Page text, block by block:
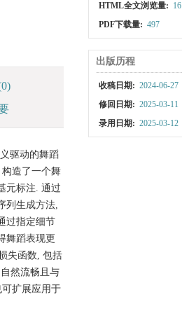
驱动的舞蹈
造了一个舞
元标注. 通过
列生成方法,
过指定细节
舞蹈表现更
失函数, 包括
然流畅且与
扩展应用于
HTML全文浏览量: 16
PDF下载量: 497
出版历程
收稿日期: 2024-06-27
修回日期: 2025-03-11
录用日期: 2025-03-12